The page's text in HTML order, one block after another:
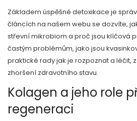
Základem úspěšné detoxikace je
článcích na našem webu se dozvíte,
střevní mikrobiom a proč jsou klíčová
častým problémům, jako jsou
praktické rady jak je rozpoznat a léčit,
zhoršení zdravotního stavu.
Kolagen a jeho role
regeneraci